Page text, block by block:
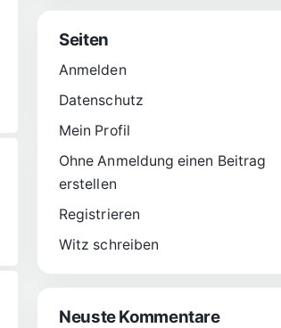
Seiten
Anmelden
Datenschutz
Mein Profil
Ohne Anmeldung einen Beitrag
erstellen
Registrieren
Witz schreiben
Neuste Kommentare